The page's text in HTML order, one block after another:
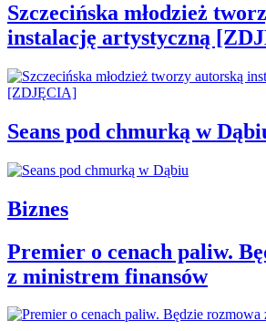
Szczecińska młodzież
instalację artystyczną
Seans pod chmurką w
Biznes
Premier o cenach paliw.
z ministrem finansów